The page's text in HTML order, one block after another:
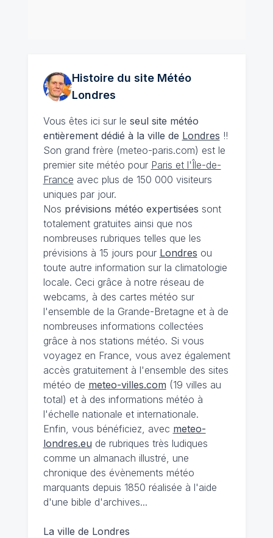
Histoire du site Météo
Londres
Vous êtes ici sur le seul site météo
entièrement dédié à la ville de Londres !!
Son grand frère (meteo-paris.com) est le
premier site météo pour Paris et l'Île-de-
France avec plus de 150 000 visiteurs
uniques par jour.
Nos prévisions météo expertisées sont
totalement gratuites ainsi que nos
nombreuses rubriques telles que les
prévisions à 15 jours pour Londres ou
toute autre information sur la climatologie
locale. Ceci grâce à notre réseau de
webcams, à des cartes météo sur
l'ensemble de la Grande-Bretagne et à de
nombreuses informations collectées
grâce à nos stations météo. Si vous
voyagez en France, vous avez également
accès gratuitement à l'ensemble des sites
météo de meteo-villes.com (19 villes au
total) et à des informations météo à
l'échelle nationale et internationale.
Enfin, vous bénéficiez, avec meteo-
londres.eu de rubriques très ludiques
comme un almanach illustré, une
chronique des évènements météo
marquants depuis 1850 réalisée à l'aide
d'une bible d'archives...
La ville de Londres